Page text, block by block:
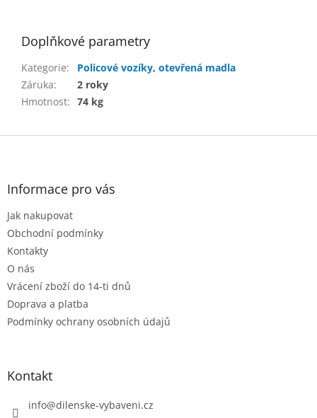
Doplňkové parametry
Kategorie:
Policové vozíky, otevřená madla
Záruka:
2 roky
Hmotnost: 74 kg
Z
Informace pro vás
Jak nakupovat
Obchodní podmínky
Kontakty
O nás
Vrácení zboží do 14-ti dnů
Doprava a platba
Podmínky ochrany osobních údajů
Kontakt
info@dilenske-vybaveni.cz